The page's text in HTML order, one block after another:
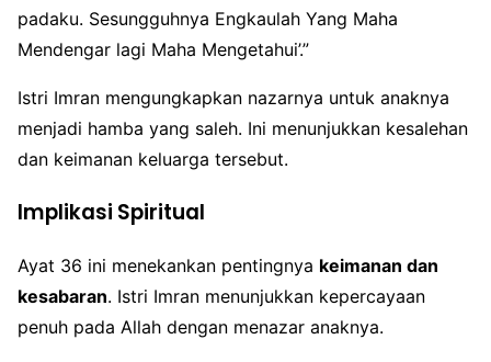
padaku. Sesungguhnya Engkaulah Yang Maha
Mendengar lagi Maha Mengetahui’.”
Istri Imran mengungkapkan nazarnya untuk anaknya
menjadi hamba yang saleh. Ini menunjukkan kesalehan
dan keimanan keluarga tersebut.
Implikasi Spiritual
Ayat 36 ini menekankan pentingnya keimanan dan
kesabaran. Istri Imran menunjukkan kepercayaan
penuh pada Allah dengan menazar anaknya.